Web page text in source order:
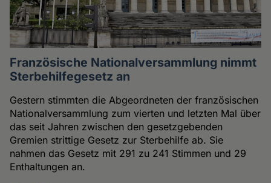
Französische Nationalversammlung nimmt
Sterbehilfegesetz an
Gestern stimmten die Abgeordneten der französischen
Nationalversammlung zum vierten und letzten Mal über
das seit Jahren zwischen den gesetzgebenden
Gremien strittige Gesetz zur Sterbehilfe ab. Sie
nahmen das Gesetz mit 291 zu 241 Stimmen und 29
Enthaltungen an.